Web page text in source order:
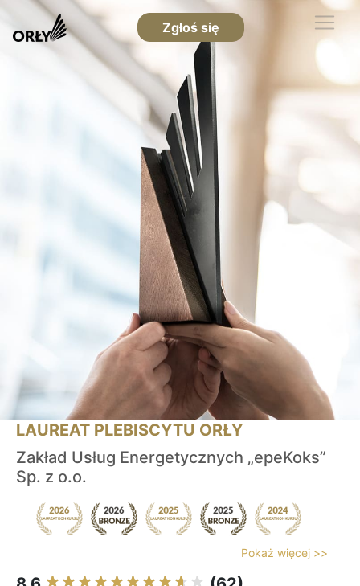
Zgłoś się
LAUREAT PLEBISCYTU ORŁY
Zakład Usług Energetycznych „epeKoks”
Sp. z o.o.
Pokaż więcej >>